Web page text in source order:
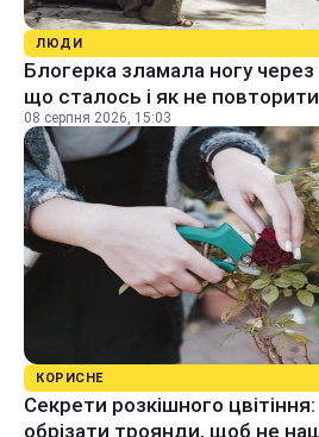
ЛЮДИ
Блогерка зламала ногу
що сталось і як не повторити
08 серпня 2026, 15:03
КОРИСНЕ
Секрети розкішного
обрізати троянди, щоб не